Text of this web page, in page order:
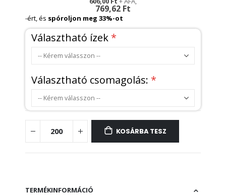
769,62 Ft
-ért, és spóroljon meg 33%-ot
Választható ízek
Választható csomagolás:
KOSÁRBA TESZ
TERMÉKINFORMÁCIÓ